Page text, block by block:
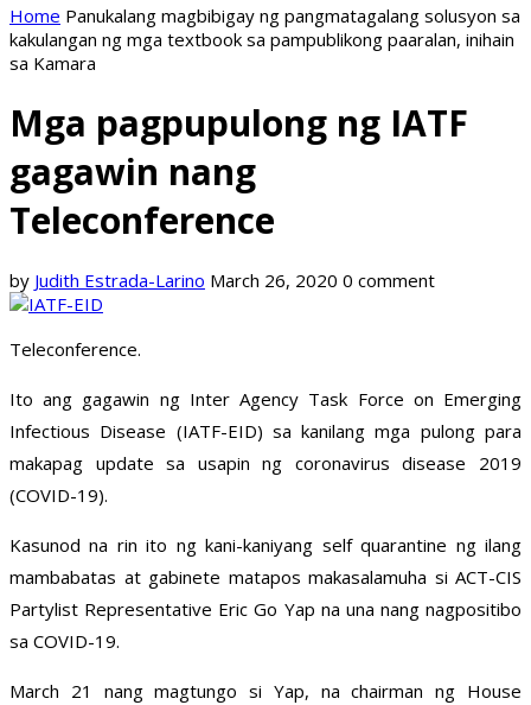
Home Panukalang magbibigay ng pangmatagalang solusyon sa
kakulangan ng mga textbook sa pampublikong paaralan, inihain
sa Kamara
Mga pagpupulong ng IATF
gagawin nang
Teleconference
by Judith Estrada-Larino March 26, 2020 0 comment
Teleconference.
Ito ang gagawin ng Inter Agency Task Force on Emerging
Infectious Disease (IATF-EID) sa kanilang mga pulong para
makapag update sa usapin ng coronavirus disease 2019
(COVID-19).
Kasunod na rin ito ng kani-kaniyang self quarantine ng ilang
mambabatas at gabinete matapos makasalamuha si ACT-CIS
Partylist Representative Eric Go Yap na una nang nagpositibo
sa COVID-19.
March 21 nang magtungo si Yap, na chairman ng House